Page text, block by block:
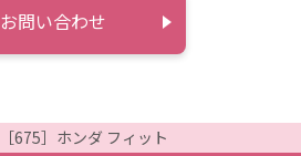
お問い合わせ
［675］ホンダ フィット